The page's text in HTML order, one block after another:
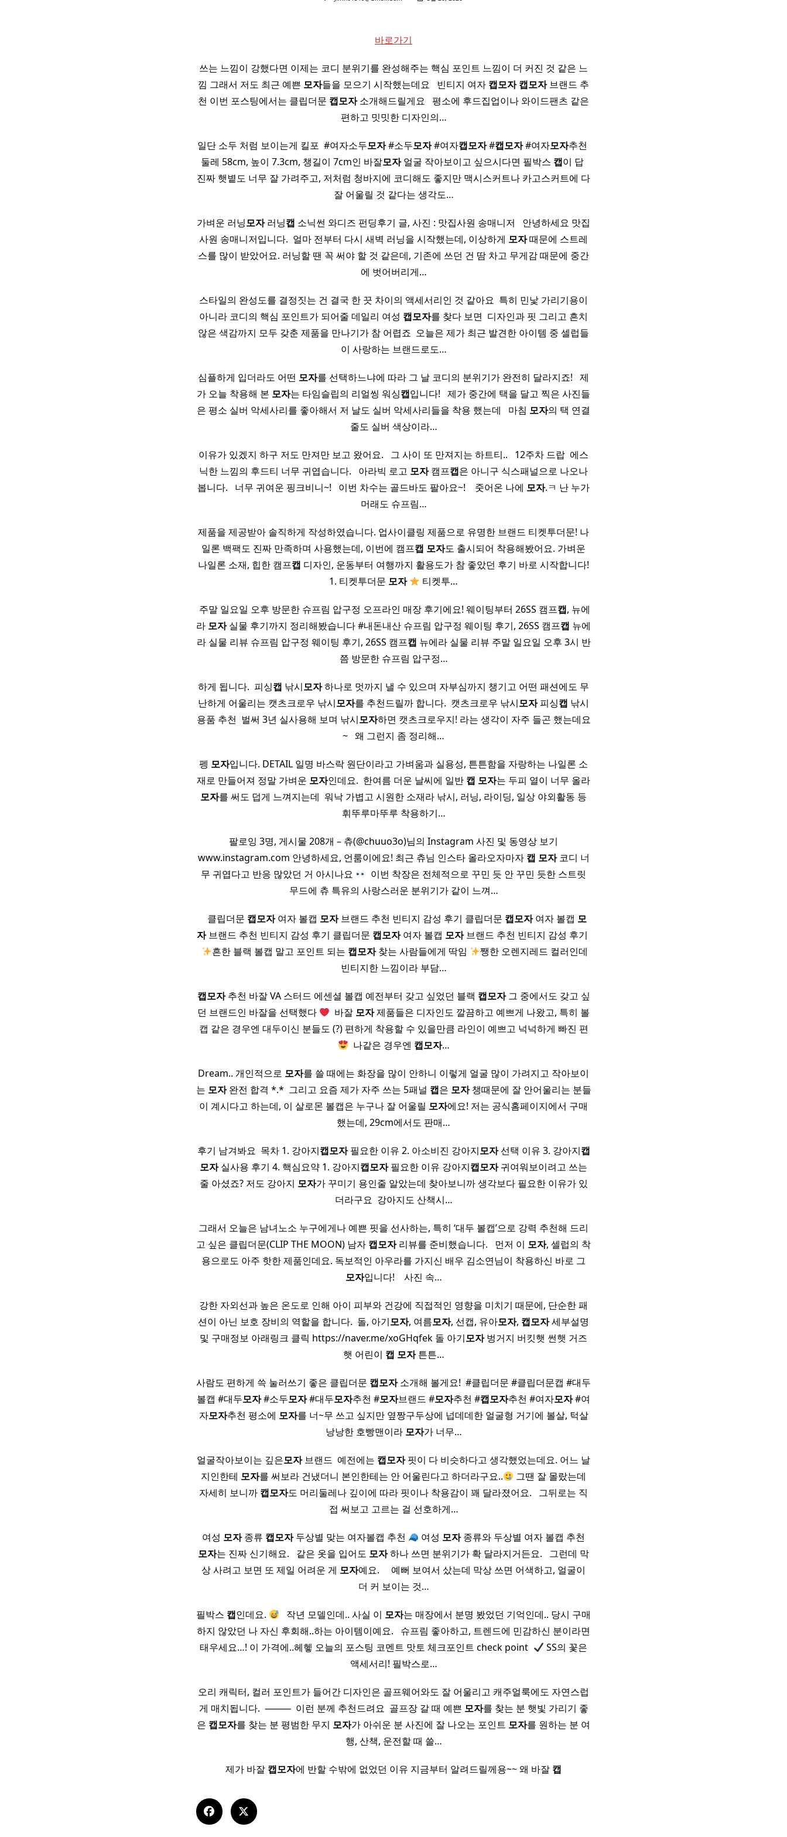
바로가기
쓰는 느낌이 강했다면 이제는 코디 분위기를 완성해주는 핵심 포인트 느낌이 더 커진 것 같은 느
낌 그래서 저도 최근 예쁜 모자들을 모으기 시작했는데요 ​ ​ 빈티지 여자 캡모자 캡모자브랜드 추
천 이번 포스팅에서는 클립더문 캡모자소개해드릴게요 ​ ​ 평소에 후드집업이나 와이드팬츠 같은
편하고 밋밋한 디자인의…
일단 소두 처럼 보이는게 킬포 ​ #여자소두모자#소두모자#여자캡모자#캡모자#여자모자추천 ​
둘레 58cm, 높이 7.3cm, 챙길이 7cm인 바잘모자얼굴 작아보이고 싶으시다면 필박스 캡이 답 ​
진짜 햇볕도 너무 잘 가려주고, 저처럼 청바지에 코디해도 좋지만 맥시스커트나 카고스커트에 다
잘 어울릴 것 같다는 생각도…
가벼운 러닝모자러닝캡 소닉썬 와디즈 펀딩후기 글, 사진 : 맛집사원 송매니저 ​ ​ 안녕하세요 맛집
사원 송매니저입니다. ​ 얼마 전부터 다시 새벽 러닝을 시작했는데, 이상하게 모자때문에 스트레
스를 많이 받았어요. 러닝할 땐 꼭 써야 할 것 같은데, 기존에 쓰던 건 땀 차고 무게감 때문에 중간
에 벗어버리게…
스타일의 완성도를 결정짓는 건 결국 한 끗 차이의 액세서리인 것 같아요 ​ 특히 민낯 가리기용이
아니라 코디의 핵심 포인트가 되어줄 데일리 여성 캡모자를 찾다 보면 ​ 디자인과 핏 그리고 흔치
않은 색감까지 모두 갖춘 제품을 만나기가 참 어렵죠 ​ 오늘은 제가 최근 발견한 아이템 중 셀럽들
이 사랑하는 브랜드로도…
심플하게 입더라도 어떤 모자를 선택하느냐에 따라 그 날 코디의 분위기가 완전히 달라지죠! ​ ​ 제
가 오늘 착용해 본 모자는 타임슬립의 리얼씽 워싱캡입니다! ​ ​ 제가 중간에 택을 달고 찍은 사진들
은 평소 실버 악세사리를 좋아해서 저 날도 실버 악세사리들을 착용 했는데 ​ ​ 마침 모자의 택 연결
줄도 실버 색상이라…
이유가 있겠지 하구 저도 만져만 보고 왔어요. ​ ​ 그 사이 또 만져지는 하트티.. ​ ​ 12주차 드랍 ​ 에스
닉한 느낌의 후드티 너무 귀엽습니다. ​ ​ 아라빅 로고 모자캠프캡은 아니구 식스패널으로 나오나
봅니다. ​ ​ 너무 귀여운 핑크비니~! ​ ​ 이번 차수는 골드바도 팔아요~! ​ ​ ​ 줏어온 나에 모자.ㅋ 난 누가
머래도 슈프림…
제품을 제공받아 솔직하게 작성하였습니다. 업사이클링 제품으로 유명한 브랜드 티켓투더문! 나
일론 백팩도 진짜 만족하며 사용했는데, 이번에 캠프캡 모자도 출시되어 착용해봤어요. 가벼운
나일론 소재, 힙한 캠프캡 디자인, 운동부터 여행까지 활용도가 참 좋았던 후기 바로 시작합니다!
1. 티켓투더문 모자 티켓투…
​ 주말 일요일 오후 방문한 슈프림 압구정 오프라인 매장 후기에요! 웨이팅부터 26SS 캠프캡, 뉴에
라 모자실물 후기까지 정리해봤습니다 #내돈내산 슈프림 압구정 웨이팅 후기, 26SS 캠프캡 뉴에
라 실물 리뷰 슈프림 압구정 웨이팅 후기, 26SS 캠프캡 뉴에라 실물 리뷰 주말 일요일 오후 3시 반
쯤 방문한 슈프림 압구정…
하게 됩니다. ​ 피싱캡 낚시모자하나로 멋까지 낼 수 있으며 자부심까지 챙기고 어떤 패션에도 무
난하게 어울리는 캣츠크로우 낚시모자를 추천드릴까 합니다. ​ 캣츠크로우 낚시모자피싱캡 낚시
용품 추천 ​ 벌써 3년 실사용해 보며 낚시모자하면 캣츠크로우지! 라는 생각이 자주 들곤 했는데요
~ ​ ​ 왜 그런지 좀 정리해…
펭 모자입니다. DETAIL 일명 바스락 원단이라고 가벼움과 실용성, 튼튼함을 자랑하는 나일론 소
재로 만들어져 정말 가벼운 모자인데요. ​ 한여름 더운 날씨에 일반 캡 모자는 두피 열이 너무 올라
모자를 써도 덥게 느껴지는데 ​ 워낙 가볍고 시원한 소재라 낚시, 러닝, 라이딩, 일상 야외활동 등
휘뚜루마뚜루 착용하기…
팔로잉 3명, 게시물 208개 – 츄(@chuuo3o)님의 Instagram 사진 및 동영상 보기
www.instagram.com 안녕하세요, 언룸이에요! 최근 츄님 인스타 올라오자마자 캡 모자코디 너
무 귀엽다고 반응 많았던 거 아시나요
​ 이번 착장은 전체적으로 꾸민 듯 안 꾸민 듯한 스트릿
무드에 츄 특유의 사랑스러운 분위기가 같이 느껴…
​ ​ ​ 클립더문 캡모자여자 볼캡 모자브랜드 추천 빈티지 감성 후기 클립더문 캡모자여자 볼캡 모
자브랜드 추천 빈티지 감성 후기 클립더문 캡모자여자 볼캡 모자브랜드 추천 빈티지 감성 후기 ​
흔한 블랙 볼캡 말고 포인트 되는 캡모자찾는 사람들에게 딱임
쨍한 오렌지레드 컬러인데
빈티지한 느낌이라 부담…
캡모자추천 바잘 VA 스터드 에센셜 볼캡 예전부터 갖고 싶었던 블랙 캡모자그 중에서도 갖고 싶
던 브랜드인 바잘을 선택했다
​ 바잘 모자제품들은 디자인도 깔끔하고 예쁘게 나왔고, 특히 볼
캡 같은 경우엔 대두이신 분들도 (?) 편하게 착용할 수 있을만큼 라인이 예쁘고 넉넉하게 빠진 편
​ 나같은 경우엔 캡모자…
Dream.. 개인적으로 모자를 쓸 때에는 화장을 많이 안하니 이렇게 얼굴 많이 가려지고 작아보이
는 모자완전 합격 *.* ​ 그리고 요즘 제가 자주 쓰는 5패널 캡은 모자챙때문에 잘 안어울리는 분들
이 계시다고 하는데, 이 살로몬 볼캡은 누구나 잘 어울릴 모자에요! 저는 공식홈페이지에서 구매
했는데, 29cm에서도 판매…
후기 남겨봐요 ​ 목차 1. 강아지캡모자필요한 이유 2. 아소비진 강아지모자선택 이유 3. 강아지캡
모자실사용 후기 4. 핵심요약 1. 강아지캡모자필요한 이유 강아지캡모자귀여워보이려고 쓰는
줄 아셨죠? 저도 강아지 모자가 꾸미기 용인줄 알았는데 찾아보니까 생각보다 필요한 이유가 있
더라구요 ​ 강아지도 산책시…
그래서 오늘은 남녀노소 누구에게나 예쁜 핏을 선사하는, 특히 ‘대두 볼캡’으로 강력 추천해 드리
고 싶은 클립더문(CLIP THE MOON) 남자 캡모자리뷰를 준비했습니다. ​ ​ 먼저 이 모자, 셀럽의 착
용으로도 아주 핫한 제품인데요. 독보적인 아우라를 가지신 배우 김소연님이 착용하신 바로 그
모자입니다! ​ ​ ​ 사진 속…
강한 자외선과 높은 온도로 인해 아이 피부와 건강에 직접적인 영향을 미치기 때문에, 단순한 패
션이 아닌 보호 장비의 역할을 합니다. ​ 돌, 아기모자, 여름모자, 선캡, 유아모자, 캡모자세부설명
및 구매정보 아래링크 클릭 https://naver.me/xoGHqfek 돌 아기모자벙거지 버킷햇 썬햇 거즈
햇 어린이 캡 모자튼튼…
사람도 편하게 쓱 눌러쓰기 좋은 클립더문 캡모자소개해 볼게요! ​ #클립더문 #클립더문캡 #대두
볼캡 #대두모자#소두모자#대두모자추천 #모자브랜드 #모자추천 #캡모자추천 #여자모자#여
자모자추천 평소에 모자를 너~무 쓰고 싶지만 옆짱구두상에 넙데데한 얼굴형 거기에 볼살, 턱살
낭낭한 호빵맨이라 모자가 너무…
얼굴작아보이는 깊은모자브랜드 ​ 예전에는 캡모자핏이 다 비슷하다고 생각했었는데요. 어느 날
지인한테 모자를 써보라 건냈더니 본인한테는 안 어울린다고 하더라구요..
그땐 잘 몰랐는데
자세히 보니까 캡모자도 머리둘레나 깊이에 따라 핏이나 착용감이 꽤 달라졌어요. ​ ​ 그뒤로는 직
접 써보고 고르는 걸 선호하게…
​ ​ 여성 모자종류 캡모자두상별 맞는 여자볼캡 추천 여성 모자종류와 두상별 여자 볼캡 추천 ​ ​
모자는 진짜 신기해요. ​ ​ 같은 옷을 입어도 모자하나 쓰면 분위기가 확 달라지거든요. ​ ​ 그런데 막
상 사려고 보면 또 제일 어려운 게 모자예요. ​ ​ ​ ​ 예뻐 보여서 샀는데 막상 쓰면 어색하고, 얼굴이
더 커 보이는 것…
필박스 캡인데요. ​ ​ 작년 모델인데.. 사실 이 모자는 매장에서 분명 봤었던 기억인데.. 당시 구매
하지 않았던 나 자신 후회해..하는 아이템이예요. ​ ​ 슈프림 좋아하고, 트렌드에 민감하신 분이라면
태우세요…! 이 가격에..헤헿 오늘의 포스팅 코멘트 맛토 체크포인트 check point ​
SS의 꽃은
액세서리! 필박스로…
오리 캐릭터, 컬러 포인트가 들어간 디자인은 골프웨어와도 잘 어울리고 캐주얼룩에도 자연스럽
게 매치됩니다. ​ ⸻ ​ 이런 분께 추천드려요 ​ 골프장 갈 때 예쁜 모자를 찾는 분 햇빛 가리기 좋
은 캡모자를 찾는 분 평범한 무지 모자가 아쉬운 분 사진에 잘 나오는 포인트 모자를 원하는 분 여
행, 산책, 운전할 때 쓸…
제가 바잘 캡모자에 반할 수밖에 없었던 이유 지금부터 알려드릴께용~~ 왜 바잘 캡